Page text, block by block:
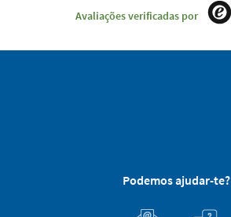
Avaliações verificadas por
Podemos ajudar-te?